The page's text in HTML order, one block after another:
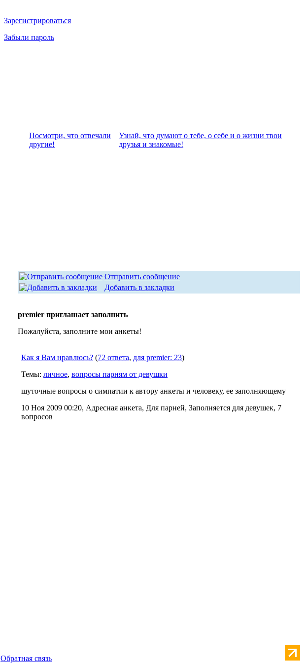
Зарегистрироваться
Забыли пароль
Посмотри, что отвeчали
другие!
Узнай, что думают о тебе, о себе и о жизни твои
друзья и знакомые!
Отправить сообщение
Добавить в закладки
premier приглашает заполнить
Пожалуйста, заполните мои анкеты!
Как я Вам нравлюсь? (72 ответа, для premier: 23)
Темы: личное, вопросы парням от девушки
шуточные вопросы о симпатии к автору анкеты и человеку, ее заполняющему
10 Ноя 2009 00:20, Адресная анкета, Для парней, Заполняется для девушек, 7
вопросов
Обратная связь